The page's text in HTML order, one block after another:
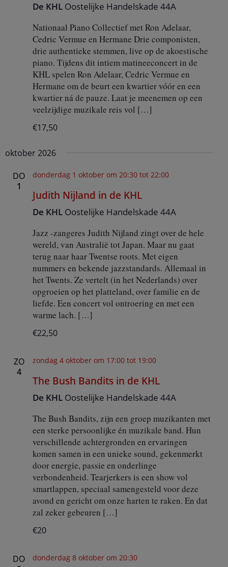
De KHL Oostelijke Handelskade 44A
Nationaal Piano Collectief met Ron Adelaar,
Cedric Vermue en Hermane Drie componisten,
drie authentieke stemmen, live op de akoestische
piano. Tijdens dit intiem matineeconcert in de
KHL spelen Ron Adelaar, Cedric Vermue en
Hermane om de beurt een kwartier vóór en een
kwartier ná de pauze. Laat je meenemen op een
veelzijdige muzikale reis vol […]
€17,50
oktober 2026
DO
1
Judith Nijland in de KHL
donderdag 1 oktober om 20:30 tot 22:00
De KHL Oostelijke Handelskade 44A
Jazz -zangeres Judith Nijland zingt over de hele
wereld, van Australië tot Japan. Maar nu gaat
terug naar haar Twentse roots. Met eigen
nummers en bekende jazzstandards. Allemaal in
het Twents. Ze vertelt (in het Nederlands) over
opgroeien op het platteland, over familie en de
liefde. Een concert vol ontroering en met een
warme lach. […]
€22,50
ZO
4
The Bush Bandits in de KHL
zondag 4 oktober om 17:00 tot 19:00
De KHL Oostelijke Handelskade 44A
The Bush Bandits, zijn een groep muzikanten met
een sterke persoonlijke én muzikale band. Hun
verschillende achtergronden en ervaringen
komen samen in een unieke sound, gekenmerkt
door energie, passie en onderlinge
verbondenheid. Tearjerkers is een show vol
smartlappen, speciaal samengesteld voor deze
avond en gericht om onze harten te raken. En dat
zal zeker gebeuren […]
€20
DO
donderdag 8 oktober om 20:30